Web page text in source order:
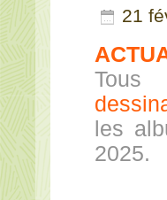
21
les
2025.